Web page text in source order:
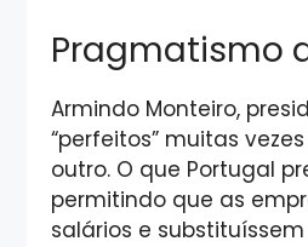
Pragmatismo
Armindo Monteiro,
“perfeitos” muitas
outro. O que Portugal
permitindo que as
salários e